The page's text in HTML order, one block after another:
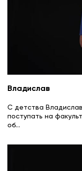
Владислав
С детства
поступать на
об...